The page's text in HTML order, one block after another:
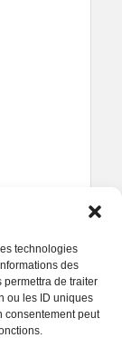
technologies
des
de traiter
ou les ID uniques
consentement peut